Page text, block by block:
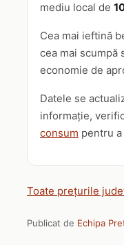
mediu local de
Cea mai ieftină
cea mai scumpă
economie de
Datele se
informație,
consum pentru
Toate prețurile
Publicat de Echipa